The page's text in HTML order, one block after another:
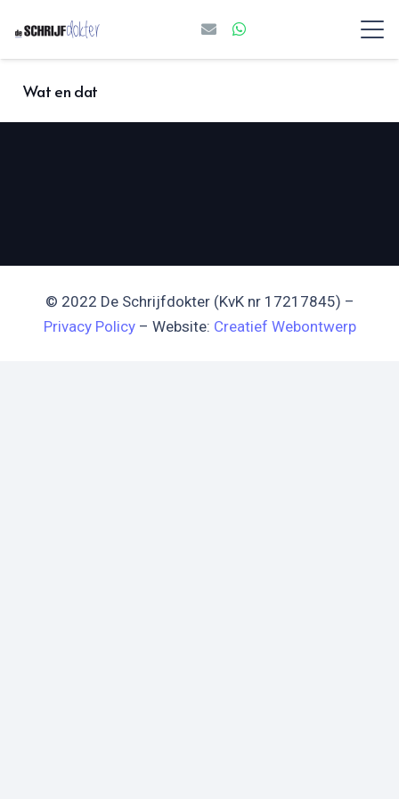
Wat en dat
© 2022 De Schrijfdokter (KvK nr 17217845) –
Privacy Policy– Website: Creatief Webontwerp